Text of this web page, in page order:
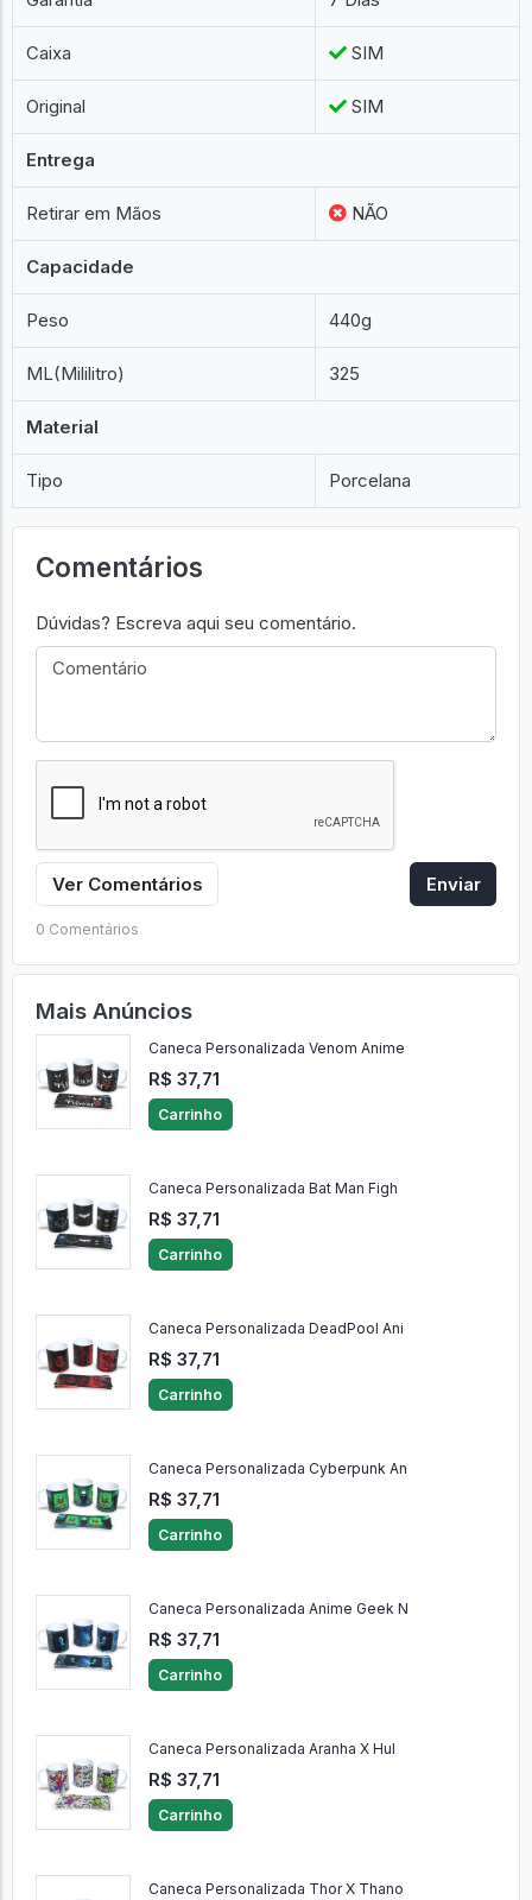
Caixa SIM
Original SIM
Entrega
Retirar em Mãos NÃO
Capacidade
Peso 440g
ML(Mililitro) 325
Material
Tipo Porcelana
Comentários
Dúvidas? Escreva aqui seu comentário.
Ver Comentários Enviar
0 Comentários
Mais Anúncios
Caneca Personalizada Venom Anime
R$ 37,71
Carrinho
Caneca Personalizada Bat Man Figh
R$ 37,71
Carrinho
Caneca Personalizada DeadPool Ani
R$ 37,71
Carrinho
Caneca Personalizada Cyberpunk An
R$ 37,71
Carrinho
Caneca Personalizada Anime Geek N
R$ 37,71
Carrinho
Caneca Personalizada Aranha X Hul
R$ 37,71
Carrinho
Caneca Personalizada Thor X Thano